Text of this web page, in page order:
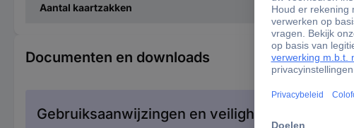
Aantal kaartzakken
Documenten en downloads
Gebruiksaanwijzingen en veiligheidsinformatie